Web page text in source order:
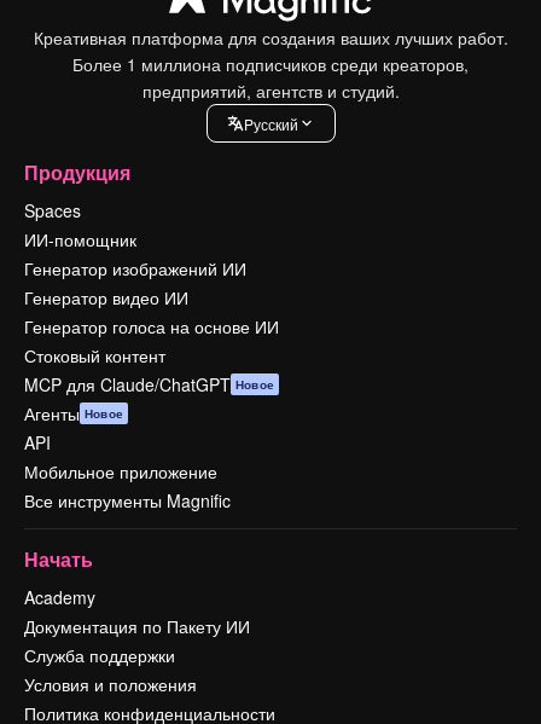
Креативная платформа для создания ваших лучших работ.
Более 1 миллиона подписчиков среди креаторов,
предприятий, агентств и студий.
Pусский
Продукция
Spaces
ИИ-помощник
Генератор изображений ИИ
Генератор видео ИИ
Генератор голоса на основе ИИ
Стоковый контент
MCP для Claude/ChatGPT Новое
Агенты Новое
API
Мобильное приложение
Все инструменты Magnific
Начать
Academy
Документация по Пакету ИИ
Служба поддержки
Условия и положения
Политика конфиденциальности